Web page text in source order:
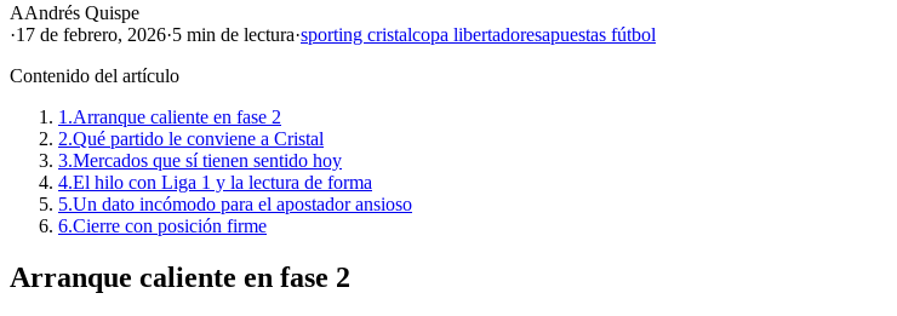
AAndrés Quispe
·17 de febrero, 2026·5 min de lectura·sporting cristalcopa libertadoresapuestas fútbol
Contenido del artículo
1.Arranque caliente en fase 2
2.Qué partido le conviene a Cristal
3.Mercados que sí tienen sentido hoy
4.El hilo con Liga 1 y la lectura de forma
5.Un dato incómodo para el apostador ansioso
6.Cierre con posición firme
Arranque caliente en fase 2